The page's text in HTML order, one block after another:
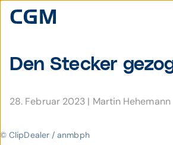
Den Stecker
28. Februar 2023 | Martin Hehemann
© ClipDealer / anmbph